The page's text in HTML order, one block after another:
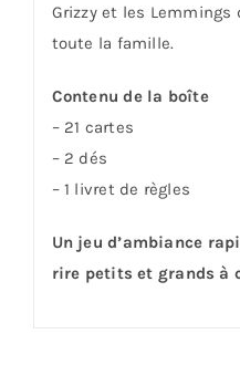
Grizzy et les
toute la famille.
Contenu de la boîte
– 21 cartes
– 2 dés
– 1 livret de règles
Un jeu d’ambiance
rire petits et grands à